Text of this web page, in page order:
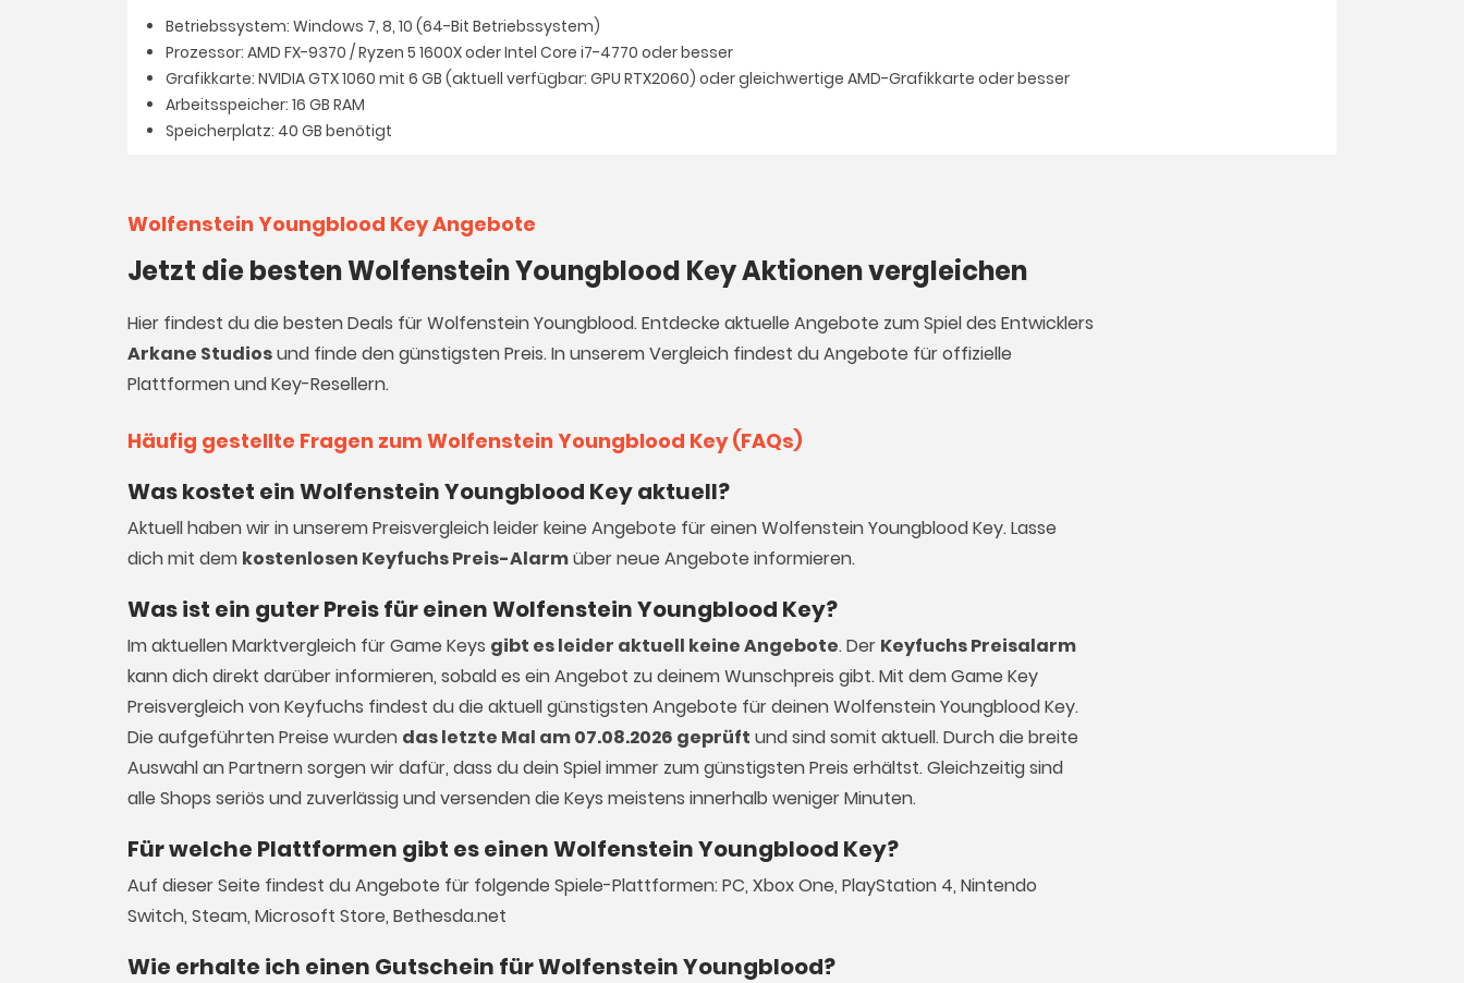
Betriebssystem: Windows 7, 8, 10 (64-Bit Betriebssystem)
Prozessor: AMD FX-9370 / Ryzen 5 1600X oder Intel Core i7-4770 oder besser
Grafikkarte: NVIDIA GTX 1060 mit 6 GB (aktuell verfügbar: GPU RTX2060) oder gleichwertige AMD-Grafikkarte oder besser
Arbeitsspeicher: 16 GB RAM
Speicherplatz: 40 GB benötigt
Wolfenstein Youngblood Key Angebote
Jetzt die besten Wolfenstein Youngblood Key Aktionen vergleichen
Hier findest du die besten Deals für Wolfenstein Youngblood. Entdecke aktuelle Angebote zum Spiel des Entwicklers
Arkane Studiosund finde den günstigsten Preis. In unserem Vergleich findest du Angebote für offizielle
Plattformen und Key-Resellern.
Häufig gestellte Fragen zum Wolfenstein Youngblood Key (FAQs)
Was kostet ein Wolfenstein Youngblood Key aktuell?
Aktuell haben wir in unserem Preisvergleich leider keine Angebote für einen Wolfenstein Youngblood Key. Lasse
dich mit dem kostenlosen Keyfuchs Preis-Alarmüber neue Angebote informieren.
Was ist ein guter Preis für einen Wolfenstein Youngblood Key?
Im aktuellen Marktvergleich fürGame Keys gibt es leider aktuell keine Angebote. Der Keyfuchs Preisalarm
kann dich direkt darüber informieren, sobald es ein Angebot zu deinem Wunschpreis gibt. Mit dem Game Key
Preisvergleich von Keyfuchs findest du die aktuell günstigsten Angebote für deinen Wolfenstein Youngblood Key.
Die aufgeführten Preise wurden das letzte Mal am 07.08.2026 geprüft und sind somit aktuell. Durch die breite
Auswahl an Partnern sorgen wir dafür, dass du dein Spiel immer zum günstigsten Preis erhältst. Gleichzeitig sind
alle Shops seriös und zuverlässig und versenden die Keys meistens innerhalb weniger Minuten.
Für welche Plattformen gibt es einen Wolfenstein Youngblood Key?
Auf dieser Seite findest du Angebote für folgende Spiele-Plattformen: PC, Xbox One, PlayStation 4, Nintendo
Switch, Steam, Microsoft Store, Bethesda.net
Wie erhalte ich einen Gutschein für Wolfenstein Youngblood?